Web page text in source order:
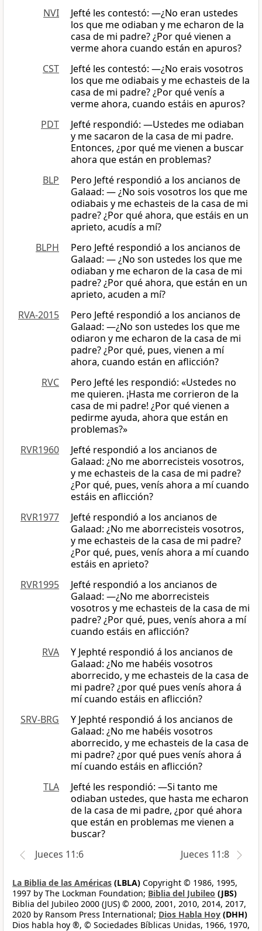
NVI
Jefté les contestó: —¿No eran ustedes
los que me odiaban y me echaron de la
casa de mi padre? ¿Por qué vienen a
verme ahora cuando están en apuros?
CST
Jefté les contestó: ―¿No erais vosotros
los que me odiabais y me echasteis de la
casa de mi padre? ¿Por qué venís a
verme ahora, cuando estáis en apuros?
PDT
Jefté respondió: —Ustedes me odiaban
y me sacaron de la casa de mi padre.
Entonces, ¿por qué me vienen a buscar
ahora que están en problemas?
BLP
Pero Jefté respondió a los ancianos de
Galaad: — ¿No sois vosotros los que me
odiabais y me echasteis de la casa de mi
padre? ¿Por qué ahora, que estáis en un
aprieto, acudís a mí?
BLPH
Pero Jefté respondió a los ancianos de
Galaad: — ¿No son ustedes los que me
odiaban y me echaron de la casa de mi
padre? ¿Por qué ahora, que están en un
aprieto, acuden a mí?
RVA-2015
Pero Jefté respondió a los ancianos de
Galaad: —¿No son ustedes los que me
odiaron y me echaron de la casa de mi
padre? ¿Por qué, pues, vienen a mí
ahora, cuando están en aflicción?
RVC
Pero Jefté les respondió: «Ustedes no
me quieren. ¡Hasta me corrieron de la
casa de mi padre! ¿Por qué vienen a
pedirme ayuda, ahora que están en
problemas?»
RVR1960
Jefté respondió a los ancianos de
Galaad: ¿No me aborrecisteis vosotros,
y me echasteis de la casa de mi padre?
¿Por qué, pues, venís ahora a mí cuando
estáis en aflicción?
RVR1977
Jefté respondió a los ancianos de
Galaad: ¿No me aborrecisteis vosotros,
y me echasteis de la casa de mi padre?
¿Por qué, pues, venís ahora a mí cuando
estáis en aprieto?
RVR1995
Jefté respondió a los ancianos de
Galaad: —¿No me aborrecisteis
vosotros y me echasteis de la casa de mi
padre? ¿Por qué, pues, venís ahora a mí
cuando estáis en aflicción?
RVA
Y Jephté respondió á los ancianos de
Galaad: ¿No me habéis vosotros
aborrecido, y me echasteis de la casa de
mi padre? ¿por qué pues venís ahora á
mí cuando estáis en aflicción?
SRV-BRG
Y Jephté respondió á los ancianos de
Galaad: ¿No me habéis vosotros
aborrecido, y me echasteis de la casa de
mi padre? ¿por qué pues venís ahora á
mí cuando estáis en aflicción?
TLA
Jefté les respondió: —Si tanto me
odiaban ustedes, que hasta me echaron
de la casa de mi padre, ¿por qué ahora
que están en problemas me vienen a
buscar?
Jueces 11:6
Jueces 11:8
La Biblia de las Américas (LBLA) Copyright © 1986, 1995,
1997 by The Lockman Foundation; Biblia del Jubileo (JBS)
Biblia del Jubileo 2000 (JUS) © 2000, 2001, 2010, 2014, 2017,
2020 by Ransom Press International; Dios Habla Hoy (DHH)
Dios habla hoy ®, © Sociedades Bíblicas Unidas, 1966, 1970,